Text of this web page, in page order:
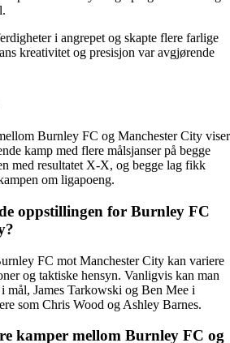
i angrepet og skapte flere farlige
kreativitet og presisjon var avgjørende
Burnley FC og Manchester City viser
kamp med flere målsjanser på begge
med resultatet X-X, og begge lag fikk
om ligapoeng.
oppstillingen for Burnley FC
FC mot Manchester City kan variere
og taktiske hensyn. Vanligvis kan man
mål, James Tarkowski og Ben Mee i
som Chris Wood og Ashley Barnes.
kamper mellom Burnley FC og